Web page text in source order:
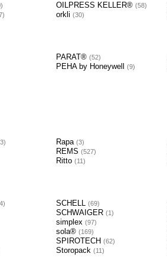
OILPRESS KELLER® 58
orkli 30
PARAT® 52
PEHA by Honeywell 9
Rapa 3
REMS 527
Ritto 11
SCHELL 69
SCHWAIGER 1
simplex 97
sola® 169
SPIROTECH 62
Storopack 11